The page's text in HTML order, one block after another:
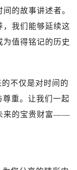
的故事讲述者。
，我们能够延续这
值得铭记的历史
不仅是对时间的
尊重。让我们一起
来的宝贵财富——